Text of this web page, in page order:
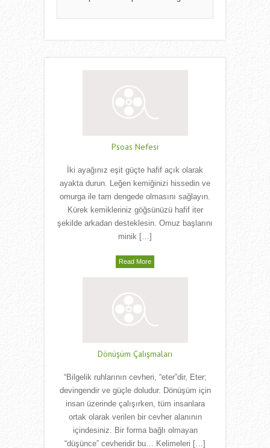
Psoas Nefesi
İki ayağınız eşit güçte hafif açık olarak
ayakta durun. Leğen kemiğinizi hissedin ve
omurga ile tam dengede olmasını sağlayın.
Kürek kemikleriniz göğsünüzü hafif iter
şekilde arkadan desteklesin. Omuz başlarını
minik […]
Read More
Dönüşüm Çalışmaları
“Bilgelik ruhlarının cevheri, “eter”dir, Eter;
devingendir ve güçle doludur. Dönüşüm için
insan üzerinde çalışırken, tüm insanlara
ortak olarak verilen bir cevher alanının
içindesiniz. Bir forma bağlı olmayan
“düşünce” cevheridir bu… Kelimeleri […]